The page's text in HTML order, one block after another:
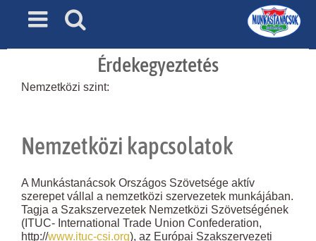
Érdekegyeztetés
Nemzetközi szint:
Nemzetközi kapcsolatok
A Munkástanácsok Országos Szövetsége aktív
szerepet vállal a nemzetközi szervezetek munkájában.
Tagja a Szakszervezetek Nemzetközi Szövetségének
(ITUC- International Trade Union Confederation,
http://www.ituc-csi.org), az Európai Szakszervezeti